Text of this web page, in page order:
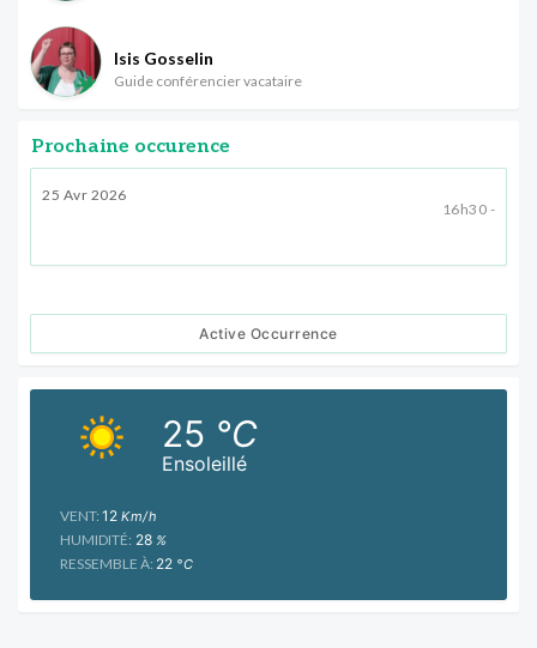
Isis Gosselin
Guide conférencier vacataire
Prochaine occurence
25 Avr 2026
16h30 -
Active Occurrence
Ensoleillé
25 °C
VENT: 12 Km/h
HUMIDITÉ: 28 %
RESSEMBLE À: 22 °C